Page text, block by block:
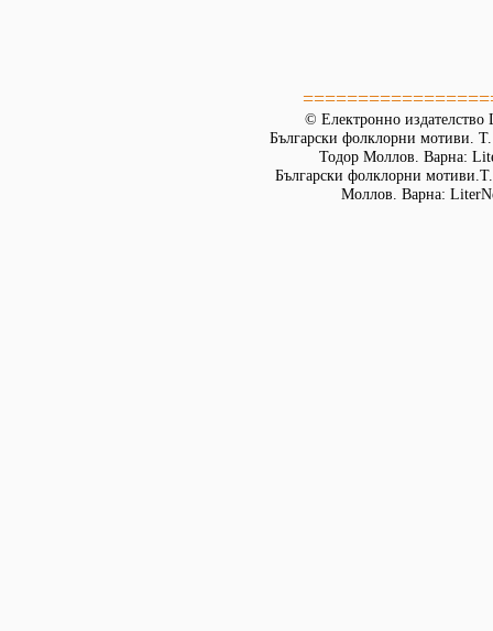
© Електронно издателство
Български фолклорни мотиви.
Тодор Моллов. Варна:
Български фолклорни
Моллов. Варна: